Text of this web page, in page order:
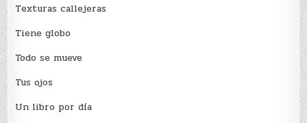
Texturas callejeras
Tiene globo
Todo se mueve
Tus ojos
Un libro por día